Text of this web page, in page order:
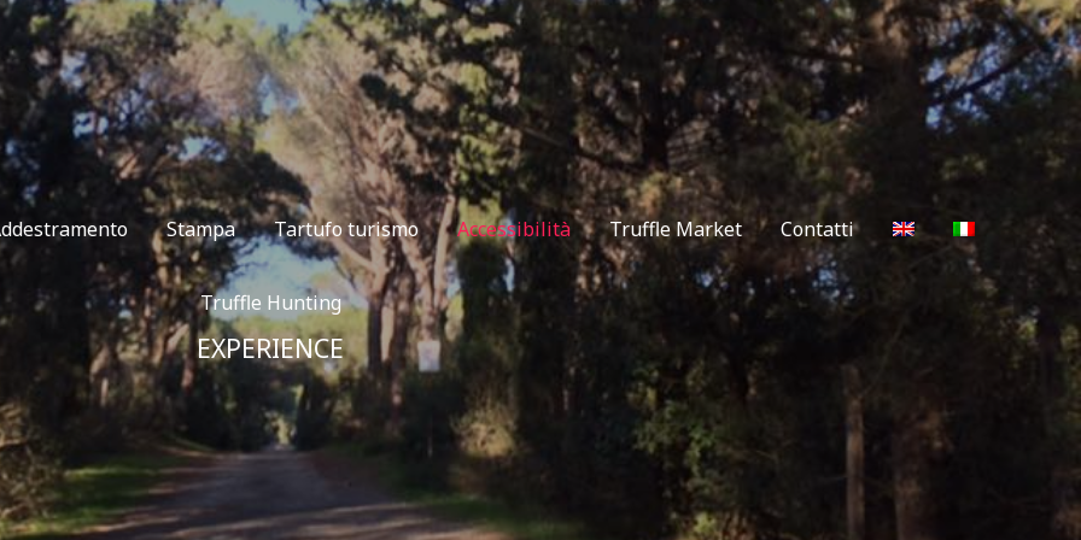
Stampa Tartufo turismo Accessibilità Truffle Market Contatti
Truffle Hunting
EXPERIENCE